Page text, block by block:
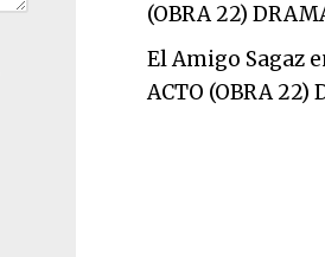
(OBRA 22)
El Amigo Sagaz
ACTO (OBRA 22)